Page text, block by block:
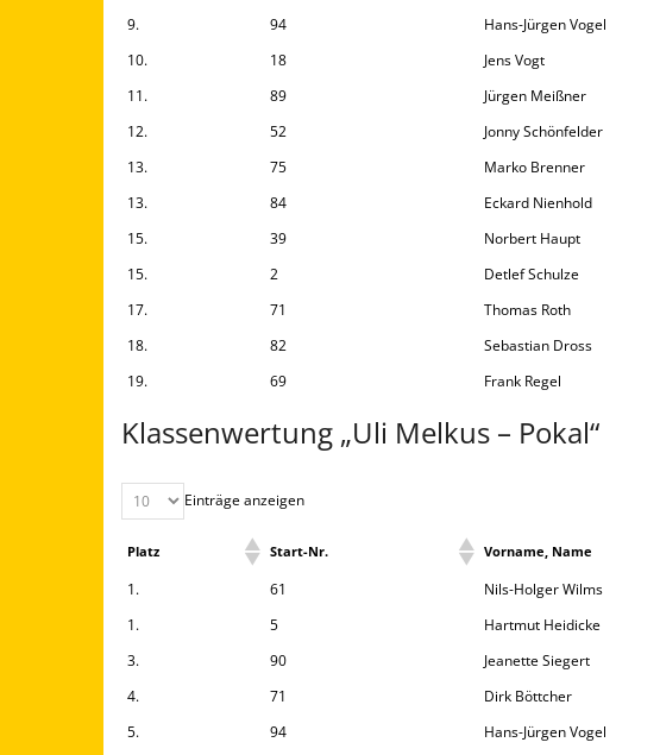
9.
94 Hans-Jürgen Vogel
10.
18 Jens Vogt
11.
89 Jürgen Meißner
12.
52 Jonny Schönfelder
13.
75 Marko Brenner
13.
84 Eckard Nienhold
15.
39 Norbert Haupt
15.
2 Detlef Schulze
17.
71 Thomas Roth
18.
82 Sebastian Dross
19.
69 Frank Regel
Klassenwertung „Uli Melkus – Pokal“
Einträge anzeigen
Platz Start-Nr. Vorname, Name
1. 61 Nils-Holger Wilms
1.
5 Hartmut Heidicke
3.
90 Jeanette Siegert
4.
71 Dirk Böttcher
5.
94 Hans-Jürgen Vogel